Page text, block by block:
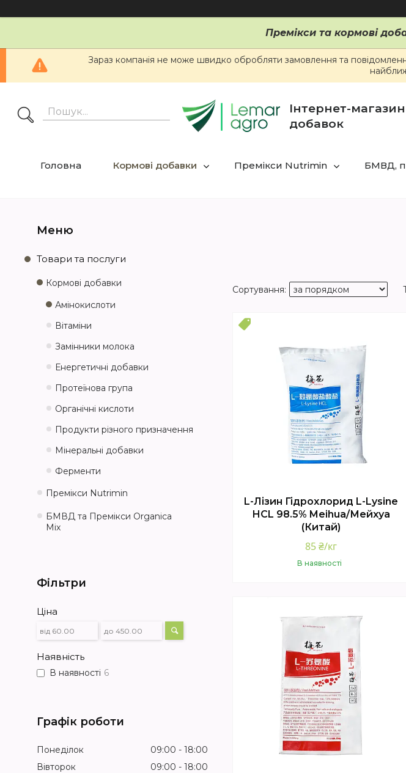
Премікси та кормові
Зараз компанія не може швидко обробляти замовлення та
Інтернет-
добавок
Головна Кормові добавки Премікси Nutrimin БМВД,
L-Лізин Гідрохлорид L-Lysine
HCL 98.5% Meihua/Мейхуа
(Китай)
85 ₴/кг
В наявності
Товари та послуги
Кормові добавки
Амінокислоти
Вітаміни
Замінники молока
Енергетичні добавки
Протеїнова група
Органічні кислоти
Продукти різного призначення
Мінеральні добавки
Ферменти
Премікси Nutrimin
БМВД та Премікси Organica
Mix
Фільтри
Ціна
Наявність
В наявності 6
Графік роботи
Понеділок 09:00
18:00
Вівторок
09:00
18:00